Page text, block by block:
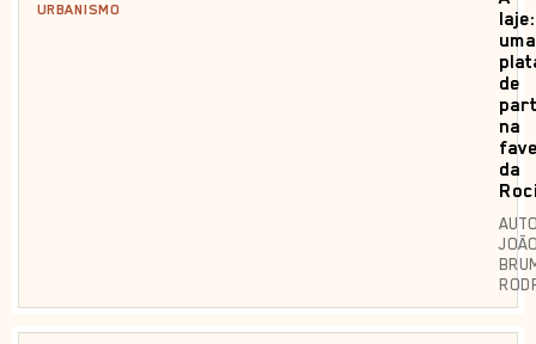
URBANISMO
laje:
uma
de
na
da